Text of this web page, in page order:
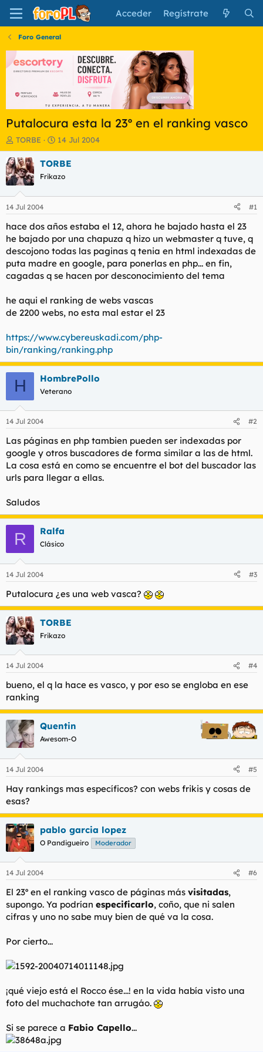
Acceder Regístrate
Foro General
Putalocura esta la 23º en el ranking vasco
I
n
i
c
i
a
d
o
r
d
e
l
t
e
a
TORBE
F
e
c
a
i
n
c
i
o
14 Jul 2004
TORBE
Frikazo
14 Jul 2004 #1
hace dos años estaba el 12, ahora he bajado hasta el 23
he bajado por una chapuza q hizo un webmaster q tuve, q
descojono todas las paginas q tenia en html indexadas de
puta madre en google, para ponerlas en php... en fin,
cagadas q se hacen por desconocimiento del tema
he aqui el ranking de webs vascas
de 2200 webs, no esta mal estar el 23
https://www.cybereuskadi.com/php-
bin/ranking/ranking.php
H HombrePollo
Veterano
14 Jul 2004 #2
Las páginas en php tambien pueden ser indexadas por
google y otros buscadores de forma similar a las de html.
La cosa está en como se encuentre el bot del buscador las
urls para llegar a ellas.
Saludos
R Ralfa
Clásico
14 Jul 2004 #3
Putalocura ¿es una web vasca?
TORBE
Frikazo
14 Jul 2004 #4
bueno, el q la hace es vasco, y por eso se engloba en ese
ranking
Quentin
Awesom-O
14 Jul 2004 #5
Hay rankings mas específicos? con webs frikis y cosas de
esas?
pablo garcia lopez
O Pandigueiro Moderador
14 Jul 2004 #6
El 23º en el ranking vasco de páginas más visitadas,
supongo. Ya podrían especificarlo, coño, que ni salen
cifras y uno no sabe muy bien de qué va la cosa.
Por cierto...
¡qué viejo está el Rocco ése...! en la vida había visto una
foto del muchachote tan arrugáo.
Si se parece a Fabio Capello...